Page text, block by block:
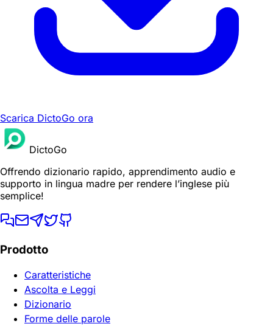
Scarica DictoGo ora
DictoGo
Offrendo dizionario rapido, apprendimento audio e
supporto in lingua madre per rendere l’inglese più
semplice!
Prodotto
Caratteristiche
Ascolta e Leggi
Dizionario
Forme delle parole